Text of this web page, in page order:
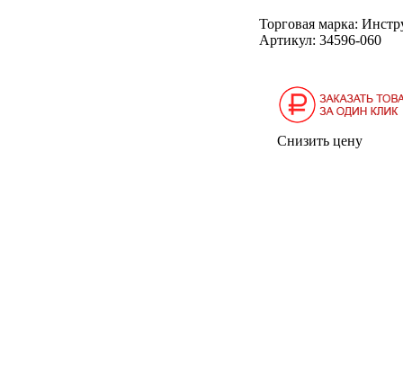
Торговая марка:
Артикул: 34596-060
Снизить цену